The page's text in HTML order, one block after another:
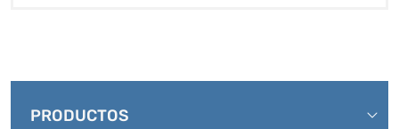
PRODUCTOS